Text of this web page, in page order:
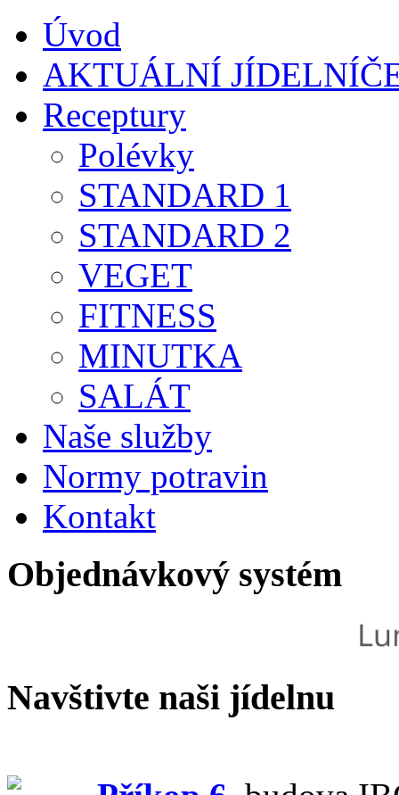
Úvod
AKTUÁLNÍ
Receptury
Polévky
STANDARD 1
STANDARD 2
VEGET
FITNESS
MINUTKA
SALÁT
Naše služby
Normy potravin
Kontakt
Objednávkový systém
Navštivte naši jídelnu